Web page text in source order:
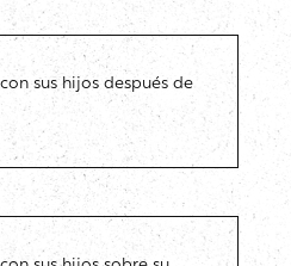
sus hijos después de